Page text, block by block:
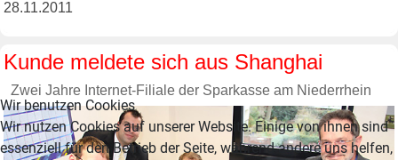
28.11.2011
Kunde meldete sich aus Shanghai
Zwei Jahre Internet-Filiale der Sparkasse am Niederrhein
Wir benutzen Cookies
Wir nutzen Cookies auf unserer Website. Einige von ihnen sind
essenziell für den Betrieb der Seite, während andere uns helfen,